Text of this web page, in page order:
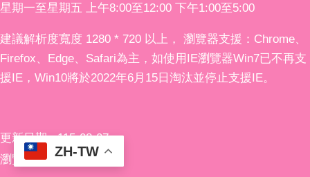
ZH-TW
星期一至星期五 上午8:00至12:00 下午1:00至5:00
建議解析度寬度 1280 * 720 以上， 瀏覽器支援：Chrome、
Firefox、Edge、Safari為主，如使用IE瀏覽器Win7已不再支
援IE，Win10將於2022年6月15日淘汰並停止支援IE。
更新日期
115-08-07
瀏覽人次
409